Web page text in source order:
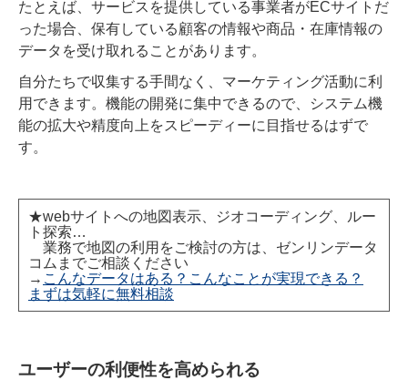
たとえば、サービスを提供している事業者がECサイトだ
った場合、保有している顧客の情報や商品・在庫情報の
データを受け取れることがあります。
自分たちで収集する手間なく、マーケティング活動に利
用できます。機能の開発に集中できるので、システム機
能の拡大や精度向上をスピーディーに目指せるはずで
す。
★webサイトへの地図表示、ジオコーディング、ルー
ト探索…
業務で地図の利用をご検討の方は、ゼンリンデータ
コムまでご相談ください
→ こんなデータはある？こんなことが実現できる？
まずは気軽に無料相談
ユーザーの利便性を高められる